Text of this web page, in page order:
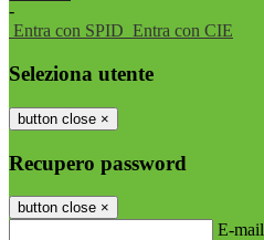
-
Entra con SPID Entra con CIE
Seleziona utente
button close ×
Recupero password
button close ×
E-mail